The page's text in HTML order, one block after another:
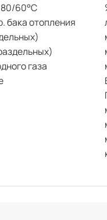
60°С
бака отопления
газа